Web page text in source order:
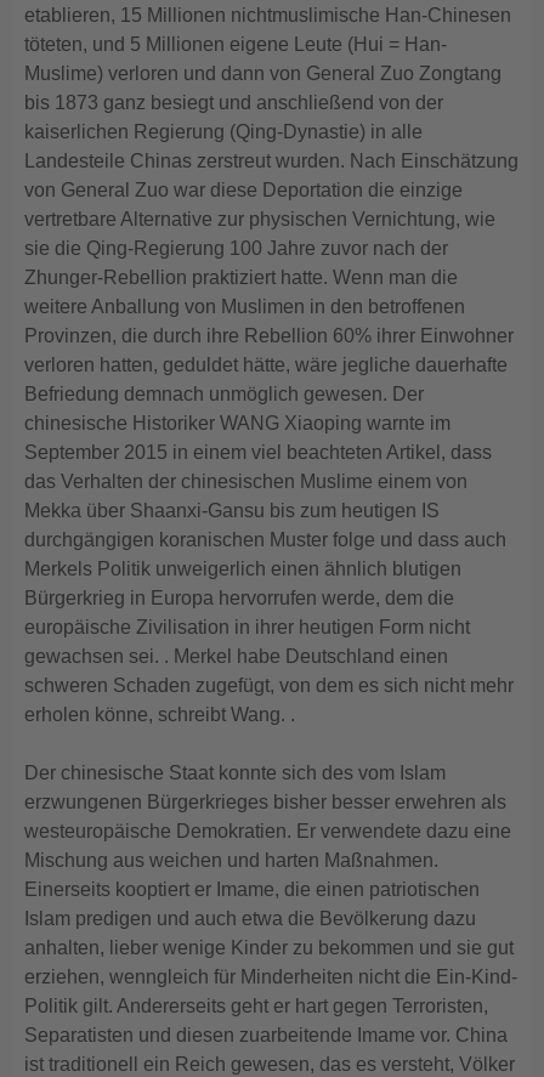
etablieren, 15 Millionen nichtmuslimische Han-Chinesen
töteten, und 5 Millionen eigene Leute (Hui = Han-
Muslime) verloren und dann von General Zuo Zongtang
bis 1873 ganz besiegt und anschließend von der
kaiserlichen Regierung (Qing-Dynastie) in alle
Landesteile Chinas zerstreut wurden. Nach Einschätzung
von General Zuo war diese Deportation die einzige
vertretbare Alternative zur physischen Vernichtung, wie
sie die Qing-Regierung 100 Jahre zuvor nach der
Zhunger-Rebellion praktiziert hatte. Wenn man die
weitere Anballung von Muslimen in den betroffenen
Provinzen, die durch ihre Rebellion 60% ihrer Einwohner
verloren hatten, geduldet hätte, wäre jegliche dauerhafte
Befriedung demnach unmöglich gewesen. Der
chinesische Historiker WANG Xiaoping warnte im
September 2015 in einem viel beachteten Artikel, dass
das Verhalten der chinesischen Muslime einem von
Mekka über Shaanxi-Gansu bis zum heutigen IS
durchgängigen koranischen Muster folge und dass auch
Merkels Politik unweigerlich einen ähnlich blutigen
Bürgerkrieg in Europa hervorrufen werde, dem die
europäische Zivilisation in ihrer heutigen Form nicht
gewachsen sei. . Merkel habe Deutschland einen
schweren Schaden zugefügt, von dem es sich nicht mehr
erholen könne, schreibt Wang. .
Der chinesische Staat konnte sich des vom Islam
erzwungenen Bürgerkrieges bisher besser erwehren als
westeuropäische Demokratien. Er verwendete dazu eine
Mischung aus weichen und harten Maßnahmen.
Einerseits kooptiert er Imame, die einen patriotischen
Islam predigen und auch etwa die Bevölkerung dazu
anhalten, lieber wenige Kinder zu bekommen und sie gut
erziehen, wenngleich für Minderheiten nicht die Ein-Kind-
Politik gilt. Andererseits geht er hart gegen Terroristen,
Separatisten und diesen zuarbeitende Imame vor. China
ist traditionell ein Reich gewesen, das es versteht, Völker